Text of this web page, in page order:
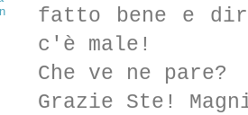
fatto bene e
c'è male!
Che ve ne pare?
Grazie Ste!